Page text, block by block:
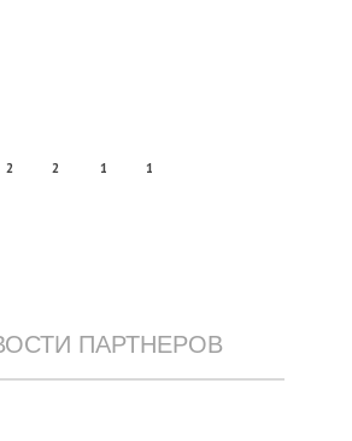
2 2 1 1
ПАРТНЕРОВ